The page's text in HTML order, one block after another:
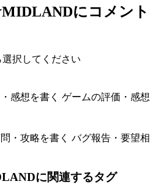
にコメント
択してください
感想を書く ゲームの評価・感想
・攻略を書く バグ報告・要望相
に関連するタグ